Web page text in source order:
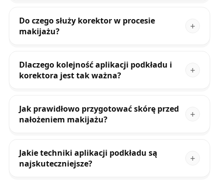
Do czego służy korektor w procesie
makijażu?
Dlaczego kolejność aplikacji podkładu i
korektora jest tak ważna?
Jak prawidłowo przygotować skórę przed
nałożeniem makijażu?
Jakie techniki aplikacji podkładu są
najskuteczniejsze?